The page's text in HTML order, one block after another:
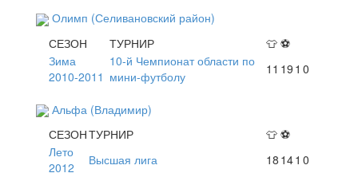
Олимп (Селивановский район)
СЕЗОН
ТУРНИР 👕 ⚽
Зима
2010-2011
10-й Чемпионат области по
мини-футболу
11 19 1 0
Альфа (Владимир)
СЕЗОНТУРНИР 👕 ⚽
Лето
2012
Высшая лига 18 141 0